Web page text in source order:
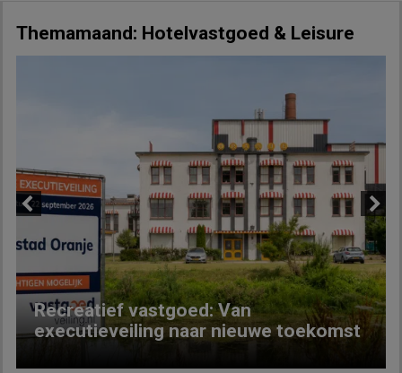
Themamaand: Hotelvastgoed & Leisure
Recreatief vastgoed: Van
executieveiling naar nieuwe toekomst
Next